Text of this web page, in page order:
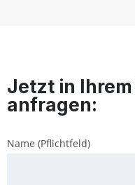
Jetzt in
anfragen:
Name (Pflichtfeld)